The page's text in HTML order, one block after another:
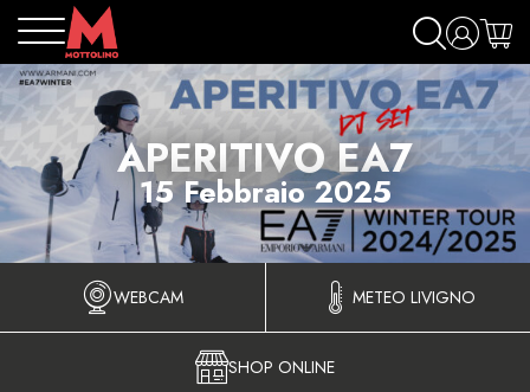
APERITIVO EA7
15 Febbraio 2025
WEBCAM METEO LIVIGNO
SHOP ONLINE